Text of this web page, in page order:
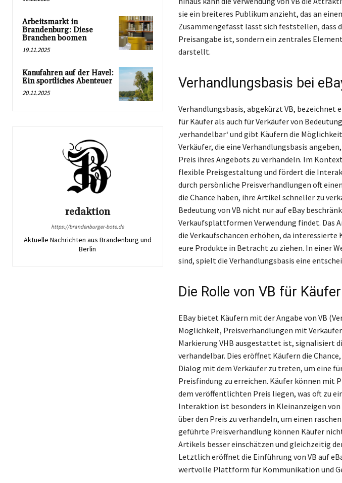
Arbeitsmarkt in
Brandenburg: Diese
Branchen boomen
19.11.2025
Kanufahren auf der Havel:
Ein sportliches Abenteuer
20.11.2025
redaktion
https://brandenburger-bote.de
Aktuelle Nachrichten aus Brandenburg und
Berlin
sie ein breiteres Publikum anzieht, das an
Zusammengefasst lässt sich feststellen, dass
Preisangabe ist, sondern ein zentrales
darstellt.
Verhandlungsbasis bei
Verhandlungsbasis, abgekürzt VB, bezeichnet
für Käufer als auch für Verkäufer von
‚verhandelbar‘ und gibt Käufern die
Verkäufer, die eine Verhandlungsbasis
Preis ihres Angebots zu verhandeln. Im
flexible Preisgestaltung und fördert die
durch persönliche Preisverhandlungen oft
die Chance haben, ihre Artikel schneller zu
Bedeutung von VB nicht nur auf eBay
Verkaufsplattformen Verwendung findet. Das
die Verkaufschancen erhöhen, da
eure Produkte in Betracht zu ziehen. In einer
sind, spielt die Verhandlungsbasis eine
Die Rolle von VB für Käufer
EBay bietet Käufern mit der Angabe von VB
Möglichkeit, Preisverhandlungen mit
Markierung VHB ausgestattet ist, signalisiert
verhandelbar. Dies eröffnet Käufern die
Dialog mit dem Verkäufer zu treten, um eine
Preisfindung zu erreichen. Käufer können mit
dem veröffentlichten Preis liegen, was oft zu
Interaktion ist besonders in Kleinanzeigen
über den Preis zu verhandeln, um einen
geführte Preisverhandlung können Käufer
Artikels besser einschätzen und gleichzeitig
Letztlich eröffnet die Einführung von VB auf
wertvolle Plattform für Kommunikation und